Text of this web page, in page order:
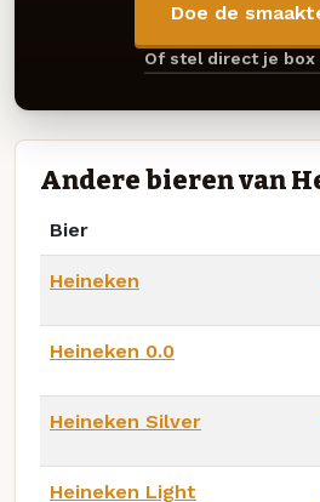
Doe de
Of stel direct je box
Andere bieren van
Bier
Heineken
Heineken 0.0
Heineken Silver
Heineken Light